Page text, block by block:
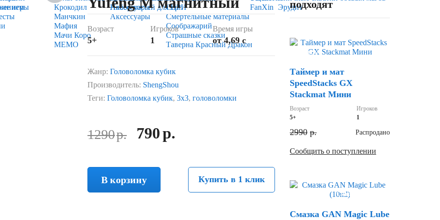
Набор костей для НРИ
Аксессуары
Крокодил
Манчкин
Мафия
Мачи Коро
МЕМО
Серп
Смертельные материалы
Соображарий
Страшные сказки
Таверна Красный Дракон
Эрудит
игры
Аксессуары
FanXin
Возраст
5+
Игроков
1
Время игры
от 4,69 c
Жанр:Головоломка кубик
Производитель: ShengShou
Теги:Головоломка кубик,3х3,головоломки
1290р. 790р.
В корзину Купить в 1 клик
подходят
Скидка
Таймер и мат
SpeedStacks GX
Stackmat Мини
Возраст
5+
Игроков
1
2990 р. Распродано
Сообщить о поступлении
Скидка
Смазка GAN Magic Lube